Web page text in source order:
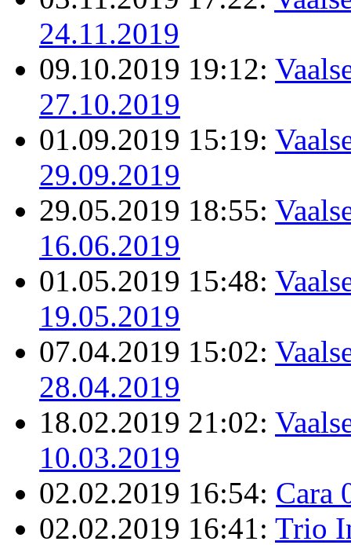
24.11.2019
09.10.2019 19:12:
27.10.2019
01.09.2019 15:19:
29.09.2019
29.05.2019 18:55:
16.06.2019
01.05.2019 15:48:
19.05.2019
07.04.2019 15:02:
28.04.2019
18.02.2019 21:02:
10.03.2019
02.02.2019 16:54: Cara
02.02.2019 16:41: Trio